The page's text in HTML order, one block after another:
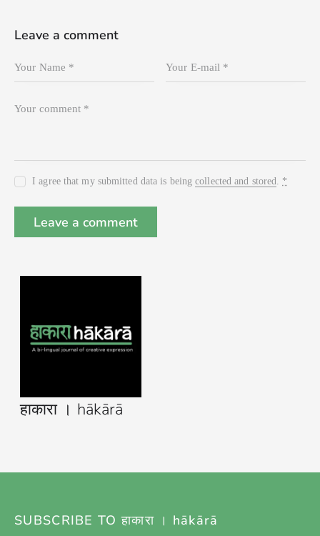
हाकारा । hākārā
Leave a comment
I agree that my submitted data is beingcollected and stored *
SUBSCRIBE TO हाकारा । hākārā